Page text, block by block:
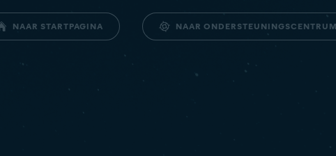
NAAR STARTPAGINA NAAR ONDERSTEUNINGSCENTRUM